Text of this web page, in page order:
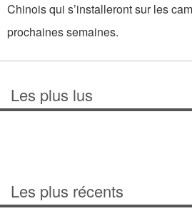
Chinois qui s’installeront sur les
prochaines semaines.
Les plus lus
Les plus récents